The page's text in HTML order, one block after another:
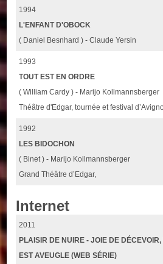
1994
L'ENFANT D'OBOCK
( Daniel Besnhard ) - Claude Yersin
1993
TOUT EST EN ORDRE
( William Cardy ) - Marijo Kollmannsberger
Théâtre d'Edgar, tournée et festival
1992
LES BIDOCHON
( Binet ) - Marijo Kollmannsberger
Grand Théâtre d’Edgar,
Internet
2011
PLAISIR DE NUIRE - JOIE DE DÉCEVOIR,
EST AVEUGLE (WEB SÉRIE)